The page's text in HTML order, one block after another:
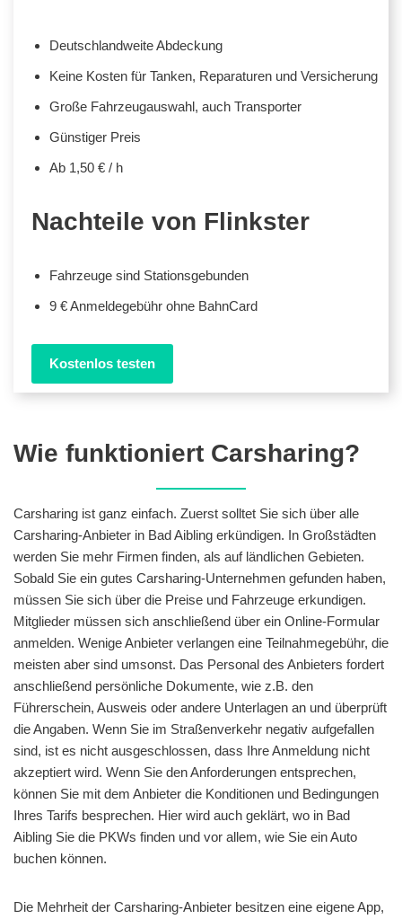
Deutschlandweite Abdeckung
Keine Kosten für Tanken, Reparaturen und Versicherung
Große Fahrzeugauswahl, auch Transporter
Günstiger Preis
Ab 1,50 € / h
Nachteile von Flinkster
Fahrzeuge sind Stationsgebunden
9 € Anmeldegebühr ohne BahnCard
Kostenlos testen
Wie funktioniert Carsharing?
Carsharing ist ganz einfach. Zuerst solltet Sie sich über alle
Carsharing-Anbieter in Bad Aibling erkündigen. In Großstädten
werden Sie mehr Firmen finden, als auf ländlichen Gebieten.
Sobald Sie ein gutes Carsharing-Unternehmen gefunden haben,
müssen Sie sich über die Preise und Fahrzeuge erkundigen.
Mitglieder müssen sich anschließend über ein Online-Formular
anmelden. Wenige Anbieter verlangen eine Teilnahmegebühr, die
meisten aber sind umsonst. Das Personal des Anbieters fordert
anschließend persönliche Dokumente, wie z.B. den
Führerschein, Ausweis oder andere Unterlagen an und überprüft
die Angaben. Wenn Sie im Straßenverkehr negativ aufgefallen
sind, ist es nicht ausgeschlossen, dass Ihre Anmeldung nicht
akzeptiert wird. Wenn Sie den Anforderungen entsprechen,
können Sie mit dem Anbieter die Konditionen und Bedingungen
Ihres Tarifs besprechen. Hier wird auch geklärt, wo in Bad
Aibling Sie die PKWs finden und vor allem, wie Sie ein Auto
buchen können.
Die Mehrheit der Carsharing-Anbieter besitzen eine eigene App,